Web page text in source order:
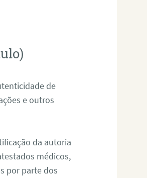
de
e outros
da autoria
médicos,
por parte dos